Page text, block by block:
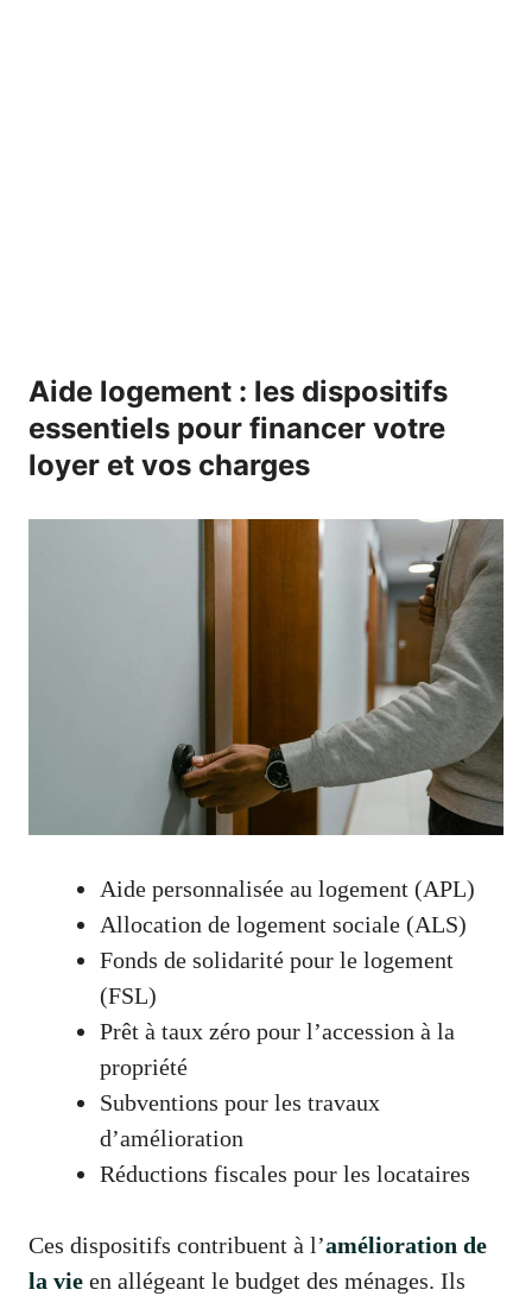
Aide logement : les dispositifs
essentiels pour financer votre
loyer et vos charges
Aide personnalisée au logement (APL)
Allocation de logement sociale (ALS)
Fonds de solidarité pour le logement
(FSL)
Prêt à taux zéro pour l’accession à la
propriété
Subventions pour les travaux
d’amélioration
Réductions fiscales pour les locataires
Ces dispositifs contribuent à l’amélioration de
la vie en allégeant le budget des ménages. Ils